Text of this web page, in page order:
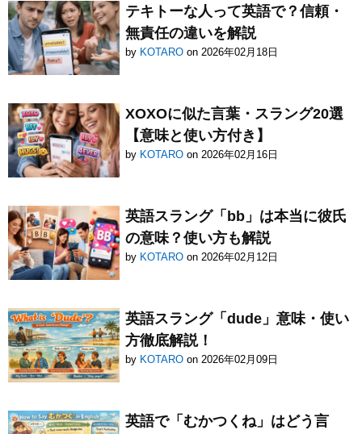
テキトーな人って英語で？信頼・
無責任の違いを解説
by KOTARO on 2026年02月18日
XOXOに似た言葉・スラング20選
【意味と使い方付き】
by KOTARO on 2026年02月16日
英語スラング「bb」は本当に彼氏
の意味？使い方も解説
by KOTARO on 2026年02月12日
英語スラング「dude」意味・使い
方徹底解説！
by KOTARO on 2026年02月09日
英語で「むかつくね」はどう言